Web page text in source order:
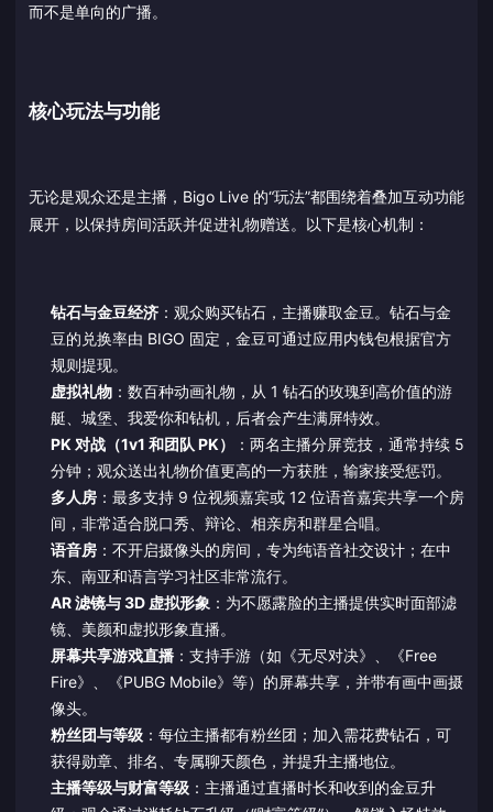
而不是单向的广播。
核心玩法与功能
无论是观众还是主播，Bigo Live 的“玩法”都围绕着叠加互动功能
展开，以保持房间活跃并促进礼物赠送。以下是核心机制：
钻石与金豆经济：观众购买钻石，主播赚取金豆。钻石与金
豆的兑换率由 BIGO 固定，金豆可通过应用内钱包根据官方
规则提现。
虚拟礼物：数百种动画礼物，从 1 钻石的玫瑰到高价值的游
艇、城堡、我爱你和钻机，后者会产生满屏特效。
PK 对战（1v1 和团队 PK）
：两名主播分屏竞技，通常持续 5
分钟；观众送出礼物价值更高的一方获胜，输家接受惩罚。
多人房：最多支持 9 位视频嘉宾或 12 位语音嘉宾共享一个房
间，非常适合脱口秀、辩论、相亲房和群星合唱。
语音房：不开启摄像头的房间，专为纯语音社交设计；在中
东、南亚和语言学习社区非常流行。
AR 滤镜与 3D 虚拟形象 ：为不愿露脸的主播提供实时面部滤
镜、美颜和虚拟形象直播。
屏幕共享游戏直播：支持手游（如《无尽对决》、《Free
Fire》、《PUBG Mobile》等）的屏幕共享，并带有画中画摄
像头。
粉丝团与等级：每位主播都有粉丝团；加入需花费钻石，可
获得勋章、排名、专属聊天颜色，并提升主播地位。
主播等级与财富等级：主播通过直播时长和收到的金豆升